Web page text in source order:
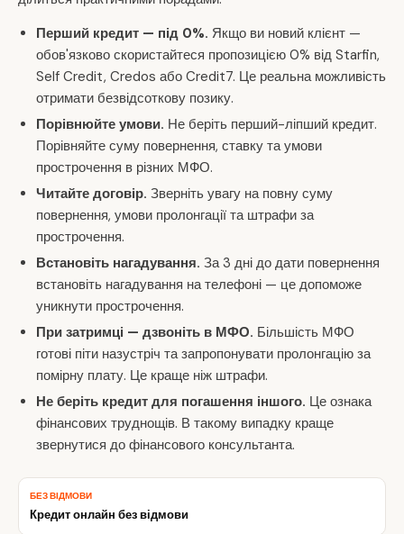
Перший кредит — під 0%. Якщо ви новий клієнт —
обов'язково скористайтеся пропозицією 0% від Starfin,
Self Credit, Credos або Credit7. Це реальна можливість
отримати безвідсоткову позику.
Порівнюйте умови. Не беріть перший-ліпший кредит.
Порівняйте суму повернення, ставку та умови
прострочення в різних МФО.
Читайте договір. Зверніть увагу на повну суму
повернення, умови пролонгації та штрафи за
прострочення.
Встановіть нагадування. За 3 дні до дати повернення
встановіть нагадування на телефоні — це допоможе
уникнути прострочення.
При затримці — дзвоніть в МФО. Більшість МФО
готові піти назустріч та запропонувати пролонгацію за
помірну плату. Це краще ніж штрафи.
Не беріть кредит для погашення іншого. Це ознака
фінансових труднощів. В такому випадку краще
звернутися до фінансового консультанта.
БЕЗ ВІДМОВИ
Кредит онлайн без відмови